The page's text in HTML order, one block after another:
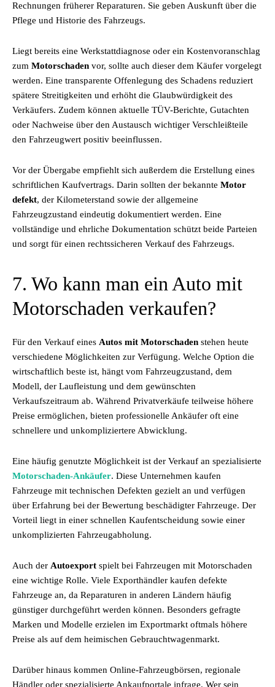
Rechnungen früherer Reparaturen. Sie geben Auskunft über die
Pflege und Historie des Fahrzeugs.
Liegt bereits eine Werkstattdiagnose oder ein Kostenvoranschlag
zum Motorschaden vor, sollte auch dieser dem Käufer vorgelegt
werden. Eine transparente Offenlegung des Schadens reduziert
spätere Streitigkeiten und erhöht die Glaubwürdigkeit des
Verkäufers. Zudem können aktuelle TÜV-Berichte, Gutachten
oder Nachweise über den Austausch wichtiger Verschleißteile
den Fahrzeugwert positiv beeinflussen.
Vor der Übergabe empfiehlt sich außerdem die Erstellung eines
schriftlichen Kaufvertrags. Darin sollten der bekannte Motor
defekt, der Kilometerstand sowie der allgemeine
Fahrzeugzustand eindeutig dokumentiert werden. Eine
vollständige und ehrliche Dokumentation schützt beide Parteien
und sorgt für einen rechtssicheren Verkauf des Fahrzeugs.
7. Wo kann man ein Auto mit
Motorschaden verkaufen?
Für den Verkauf eines Autos mit Motorschaden stehen heute
verschiedene Möglichkeiten zur Verfügung. Welche Option die
wirtschaftlich beste ist, hängt vom Fahrzeugzustand, dem
Modell, der Laufleistung und dem gewünschten
Verkaufszeitraum ab. Während Privatverkäufe teilweise höhere
Preise ermöglichen, bieten professionelle Ankäufer oft eine
schnellere und unkompliziertere Abwicklung.
Eine häufig genutzte Möglichkeit ist der Verkauf an spezialisierte
Motorschaden-Ankäufer. Diese Unternehmen kaufen
Fahrzeuge mit technischen Defekten gezielt an und verfügen
über Erfahrung bei der Bewertung beschädigter Fahrzeuge. Der
Vorteil liegt in einer schnellen Kaufentscheidung sowie einer
unkomplizierten Fahrzeugabholung.
Auch der Autoexport spielt bei Fahrzeugen mit Motorschaden
eine wichtige Rolle. Viele Exporthändler kaufen defekte
Fahrzeuge an, da Reparaturen in anderen Ländern häufig
günstiger durchgeführt werden können. Besonders gefragte
Marken und Modelle erzielen im Exportmarkt oftmals höhere
Preise als auf dem heimischen Gebrauchtwagenmarkt.
Darüber hinaus kommen Online-Fahrzeugbörsen, regionale
Händler oder spezialisierte Ankaufportale infrage. Wer sein